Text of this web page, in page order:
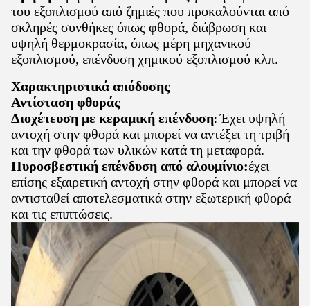
του εξοπλισμού από ζημιές που προκαλούνται από
σκληρές συνθήκες όπως φθορά, διάβρωση και
υψηλή θερμοκρασία, όπως μέρη μηχανικού
εξοπλισμού, επένδυση χημικού εξοπλισμού κλπ.
Χαρακτηριστικά απόδοσης
Αντίσταση φθοράς
Διοχέτευση με κεραμική επένδυση: Έχει υψηλή
αντοχή στην φθορά και μπορεί να αντέξει τη τριβή
και την φθορά των υλικών κατά τη μεταφορά.
Πυροσβεστική επένδυση από αλουμίνιο:έχει
επίσης εξαιρετική αντοχή στην φθορά και μπορεί να
αντισταθεί αποτελεσματικά στην εξωτερική φθορά
και τις επιπτώσεις.